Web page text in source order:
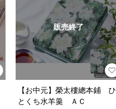
販売終了
【お中元】榮太樓總本鋪 ひ
とくち水羊羹 ＡＣ